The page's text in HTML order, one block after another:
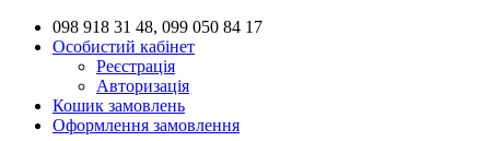
098 918 31 48, 099 050 84 17
Особистий кабінет
Реєстрація
Авторизація
Кошик замовлень
Оформлення замовлення